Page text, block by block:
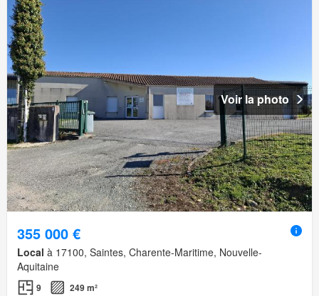
Voir la photo
355 000 €
Local à 17100, Saintes, Charente-Maritime, Nouvelle-
Aquitaine
9 249 m²